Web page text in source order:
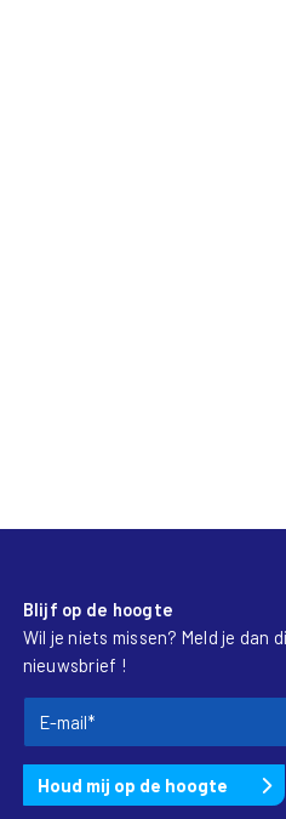
Blijf op de hoogte
Wil je niets missen? Meld je dan
nieuwsbrief !